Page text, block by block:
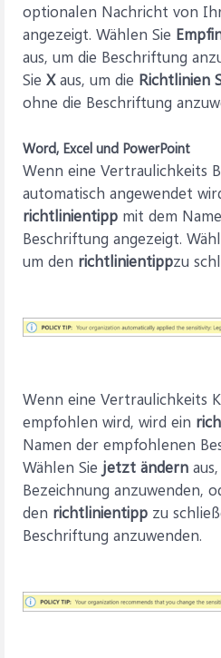
optionalen Nachricht von
angezeigt. Wählen Sie
aus, um die Beschriftung
Sie Xaus, um die Richtlinien
ohne die Beschriftung
Word, Excel und PowerPoint
Wenn eine Vertraulichkeits
automatisch angewendet
richtlinientipp mit dem
Beschriftung angezeigt.
um den richtlinientippzu
Wenn eine Vertraulichkeits
empfohlen wird, wird ein
Namen der empfohlenen
Wählen Sie jetzt ändern
Bezeichnung anzuwenden,
den richtlinientipp zu
Beschriftung anzuwenden.